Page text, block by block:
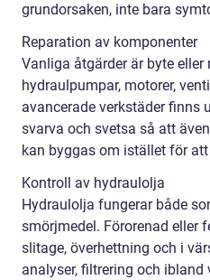
grundorsaken, inte bara
Reparation av komponenter
Vanliga åtgärder är byte eller
hydraulpumpar, motorer,
avancerade verkstäder finns
svarva och svetsa så att
kan byggas om istället för
Kontroll av hydraulolja
Hydraulolja fungerar både
smörjmedel. Förorenad eller
slitage, överhettning och i
analyser, filtrering och